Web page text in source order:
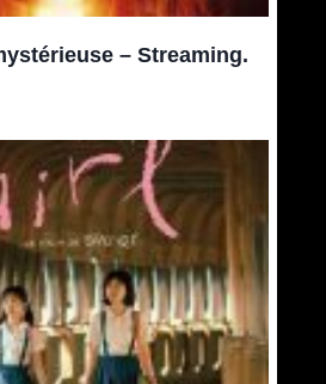
– Streaming.